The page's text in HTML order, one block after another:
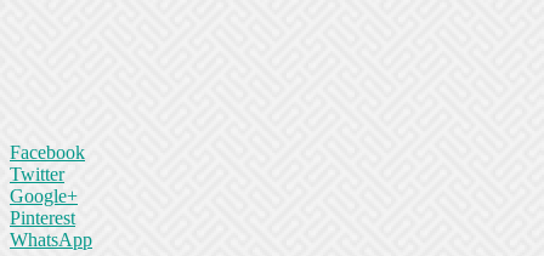
Facebook
Twitter
Google+
Pinterest
WhatsApp